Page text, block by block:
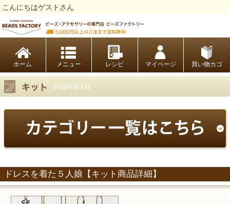
こんにちはゲストさん
ホーム レシピ マイページ 買い物カゴ
ドレスを着た５人娘【キット商品詳細】